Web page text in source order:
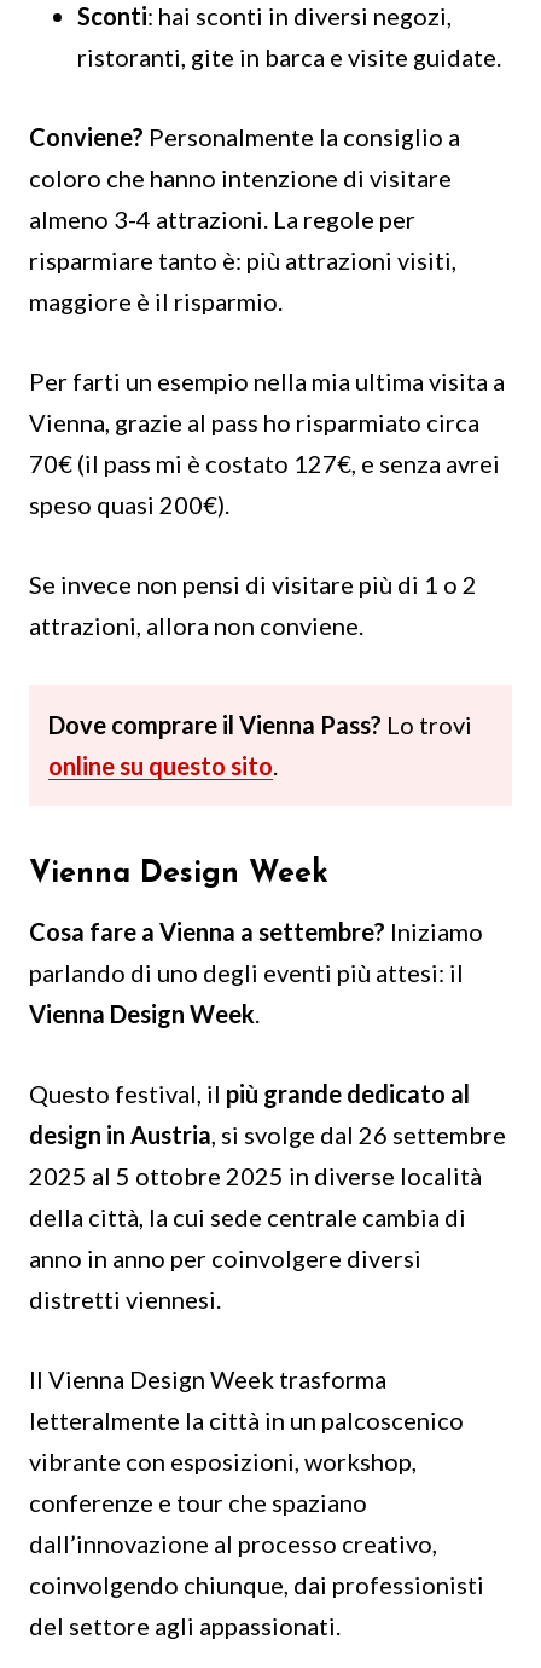
Sconti: hai sconti in diversi negozi,
ristoranti, gite in barca e visite guidate.
Conviene? Personalmente la consiglio a
coloro che hanno intenzione di visitare
almeno 3-4 attrazioni. La regole per
risparmiare tanto è: più attrazioni visiti,
maggiore è il risparmio.
Per farti un esempio nella mia ultima visita a
Vienna, grazie al pass ho risparmiato circa
70€ (il pass mi è costato 127€, e senza avrei
speso quasi 200€).
Se invece non pensi di visitare più di 1 o 2
attrazioni, allora non conviene.
Dove comprare il Vienna Pass? Lo trovi
online su questo sito.
Vienna Design Week
Cosa fare a Vienna a settembre? Iniziamo
parlando di uno degli eventi più attesi: il
Vienna Design Week.
Questo festival, il più grande dedicato al
design in Austria, si svolge dal 26 settembre
2025 al 5 ottobre 2025 in diverse località
della città, la cui sede centrale cambia di
anno in anno per coinvolgere diversi
distretti viennesi.
Il Vienna Design Week trasforma
letteralmente la città in un palcoscenico
vibrante con esposizioni, workshop,
conferenze e tour che spaziano
dall’innovazione al processo creativo,
coinvolgendo chiunque, dai professionisti
del settore agli appassionati.